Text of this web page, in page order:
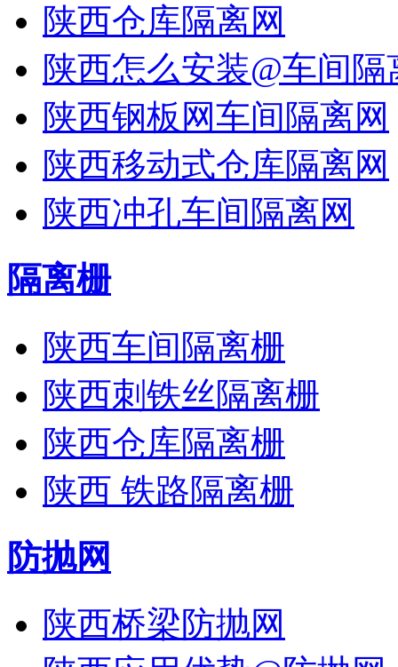
陕西仓库隔离网
陕西怎么安装@车间隔
陕西钢板网车间隔离网
陕西移动式仓库隔离网
陕西冲孔车间隔离网
隔离栅
陕西车间隔离栅
陕西刺铁丝隔离栅
陕西仓库隔离栅
陕西 铁路隔离栅
防抛网
陕西桥梁防抛网